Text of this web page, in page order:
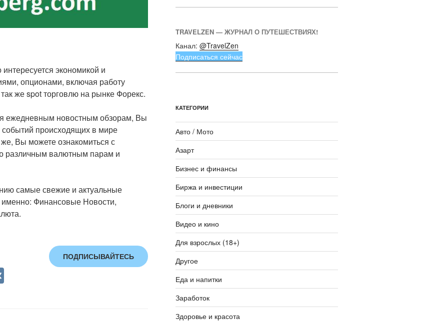
экономикой и
опционами, включая работу
же spot торговлю на рынке Форекс.
ежедневным новостным обзорам, Вы
событий происходящих в мире
Вы можете ознакомиться с
различным валютным парам и
самые свежие и актуальные
именно: Финансовые Новости,
ПОДПИСЫВАЙТЕСЬ
TRAVELZEN — ЖУРНАЛ О ПУТЕШЕСТВИЯХ!
Канал: @TravelZen
Подписаться сейчас
КАТЕГОРИИ
Авто / Мото
Азарт
Бизнес и финансы
Биржа и инвестиции
Блоги и дневники
Видео и кино
Для взрослых (18+)
Другое
Еда и напитки
Заработок
Здоровье и красота